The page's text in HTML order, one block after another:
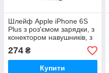
Шлейф Apple iPhone 6S
Plus з роз'ємом зарядки, з
конектором навушників, з
мікрофоном (сірий
оригінал Китай)
274 ₴
Купити